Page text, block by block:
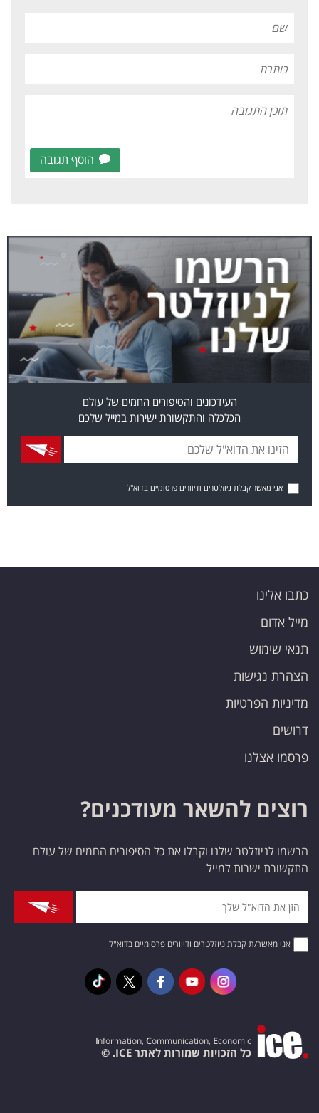
הוסף תגובה
העידכונים והסיפורים החמים של עולם
הכלכלה והתקשורת ישירות במייל שלכם
אני מאשר קבלת ניוזלטרים ודיוורים פרסומיים בדוא"ל
כתבו אלינו
מייל אדום
תנאי שימוש
הצהרת נגישות
מדיניות הפרטיות
דרושים
פרסמו אצלנו
רוצים להשאר מעודכנים?
הרשמו לניוזלטר שלנו וקבלו את כל הסיפורים החמים של עולם
התקשורת ישרות למייל
אני מאשר/ת קבלת ניוזלטרים ודיוורים פרסומיים בדוא"ל
Information, Communication, Economic
כל הזכויות שמורות לאתר ICE. ©